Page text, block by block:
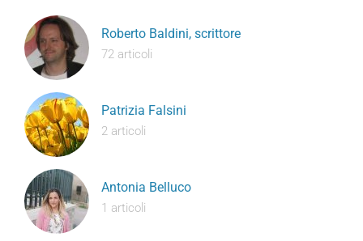
Roberto Baldini, scrittore
72 articoli
Patrizia Falsini
2 articoli
Antonia Belluco
1 articoli